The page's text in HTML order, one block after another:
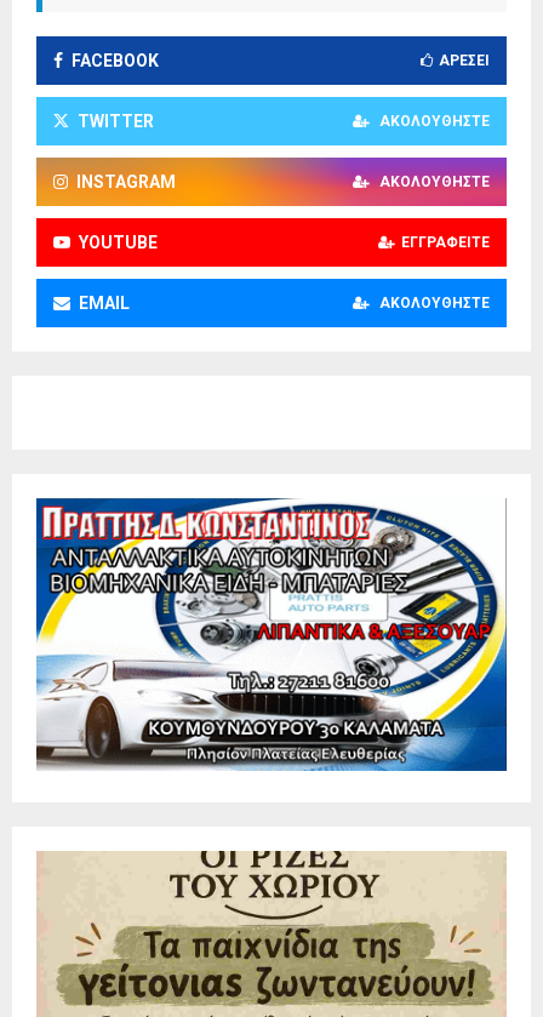
FACEBOOK ΑΡΈΣΕΙ
TWITTER ΑΚΟΛΟΥΘΉΣΤΕ
INSTAGRAM ΑΚΟΛΟΥΘΉΣΤΕ
YOUTUBE ΕΓΓΡΑΦΕΊΤΕ
EMAIL ΑΚΟΛΟΥΘΉΣΤΕ